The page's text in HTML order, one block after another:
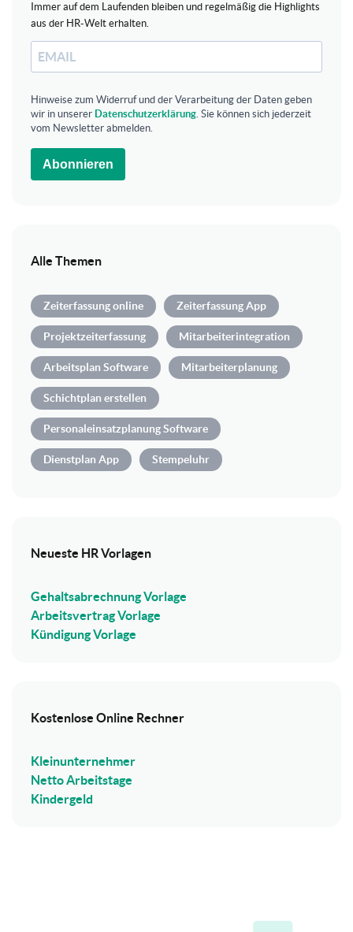
Immer auf dem Laufenden bleiben und regelmäßig die Highlights
aus der HR-Welt erhalten.
Hinweise zum Widerruf und der Verarbeitung der Daten geben
wir in unserer Datenschutzerklärung . Sie können sich jederzeit
vom Newsletter abmelden.
Abonnieren
Alle Themen
Zeiterfassung online Zeiterfassung App
Projektzeiterfassung Mitarbeiterintegration
Arbeitsplan Software Mitarbeiterplanung
Schichtplan erstellen
Personaleinsatzplanung Software
Dienstplan App Stempeluhr
Neueste HR Vorlagen
Gehaltsabrechnung Vorlage
Arbeitsvertrag Vorlage
Kündigung Vorlage
Kostenlose Online Rechner
Kleinunternehmer
Netto Arbeitstage
Kindergeld